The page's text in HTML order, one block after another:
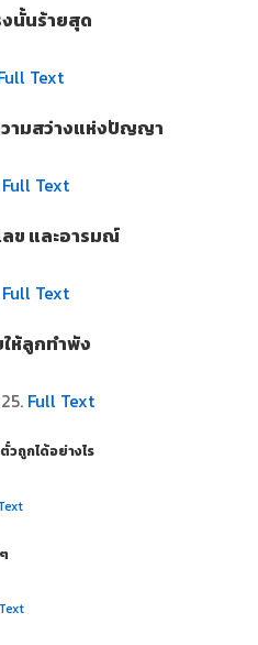
นั้นร้ายสุด
Text
ามสว่างแห่งปัญญา
Full Text
ลข และอารมณ์
Full Text
ห้ลูกทำพัง
Full Text
ถูกได้อย่างไร